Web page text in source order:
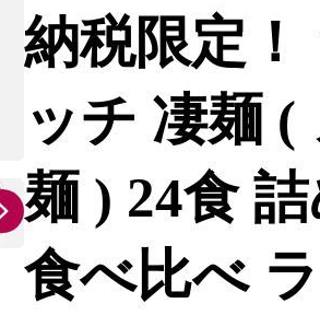
納税限定！
ッチ 凄麺
麺 ) 24食
食べ比べ